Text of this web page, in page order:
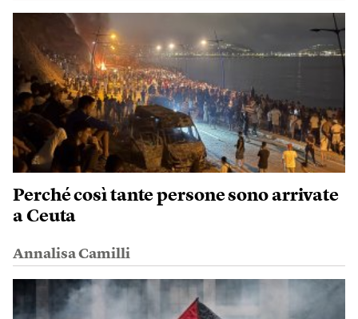
Perché così tante persone sono arrivate
a Ceuta
Annalisa Camilli